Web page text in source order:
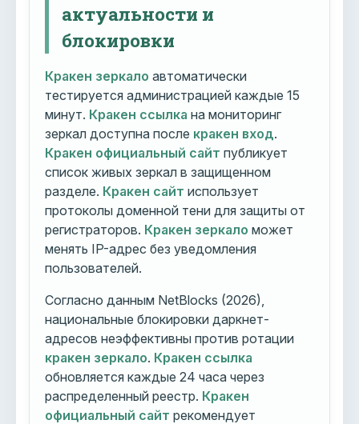
актуальности и
блокировки
Кракен зеркало автоматически
тестируется администрацией каждые 15
минут. Кракен ссылка на мониторинг
зеркал доступна после кракен вход.
Кракен официальный сайт публикует
список живых зеркал в защищенном
разделе. Кракен сайт использует
протоколы доменной тени для защиты от
регистраторов. Кракен зеркало может
менять IP-адрес без уведомления
пользователей.
Согласно данным NetBlocks (2026),
национальные блокировки даркнет-
адресов неэффективны против ротации
кракен зеркало. Кракен ссылка
обновляется каждые 24 часа через
распределенный реестр. Кракен
официальный сайт рекомендует